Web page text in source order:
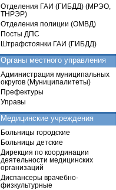
Отделения ГАИ (ГИБДД) (МРЭО,
ТНРЭР)
Отделения полиции (ОМВД)
Посты ДПС
Штрафстоянки ГАИ (ГИБДД)
Органы местного управления
Администрация муниципальных
округов (Муниципалитеты)
Префектуры
Управы
Медицинские учреждения
Больницы городские
Больницы детские
Дирекция по координации
деятельности медицинских
организаций
Диспансеры врачебно-
физкультурные